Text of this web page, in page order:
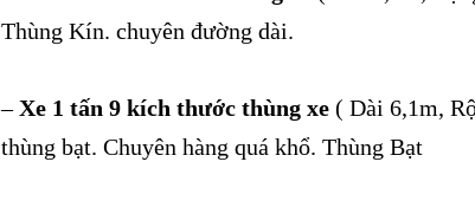
Thùng Kín. chuyên đường dài.
–Xe 1 tấn 9 kích thước thùng xe ( Dài 6,1m,
thùng bạt. Chuyên hàng quá khổ. Thùng Bạt